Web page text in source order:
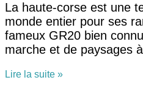
La haute-corse est une
monde entier pour ses
fameux GR20 bien
marche et de paysages
Lire la suite »